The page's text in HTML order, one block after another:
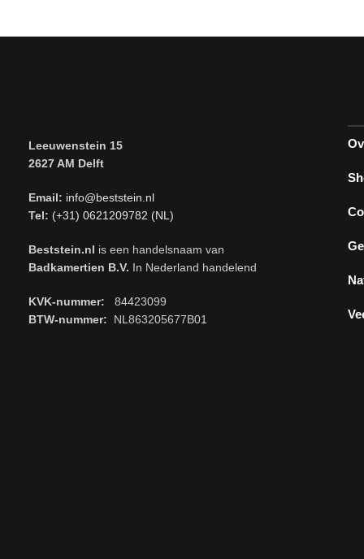
Leeuwenstein 15
2627 AM Delft
Email: info@beststein.nl
Tel: (+31) 0621209782 (NL)
Beststein.nl is een handelsnaam van
Badkamertien B.V. In Nederland handelend
KVK-nummer: 84423099
BTW-nummer: NL863205677B01